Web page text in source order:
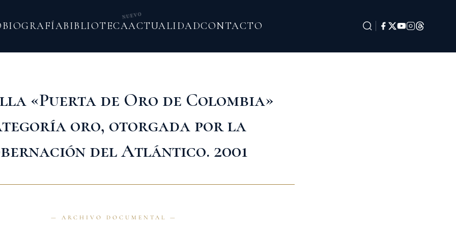
BIOGRAFÍABIBLIOTECA
NUEVO
ACTUALIDADCONTACTO
«Puerta de Oro de Colombia»
oro, otorgada por la
del Atlántico. 2001